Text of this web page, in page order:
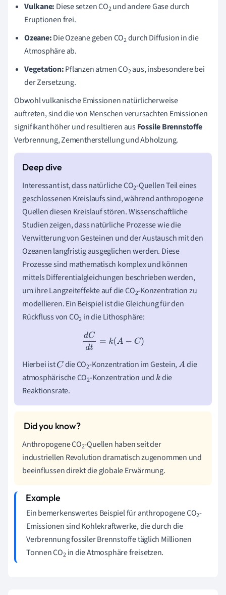
Vulkane: Diese setzen CO2 und andere Gase durch
Eruptionen frei.
Ozeane:Die Ozeane geben CO2durch Diffusion in die
Atmosphäre ab.
Vegetation:Pflanzen atmen CO2 aus, insbesondere bei
der Zersetzung.
Obwohl vulkanische Emissionen natürlicherweise
auftreten, sind die von Menschen verursachten Emissionen
signifikant höher und resultieren ausFossile Brennstoffe
Verbrennung, Zementherstellung und Abholzung.
Interessant ist, dass natürliche CO2-Quellen Teil eines
geschlossenen Kreislaufs sind, während anthropogene
Quellen diesen Kreislauf stören. Wissenschaftliche
Studien zeigen, dass natürliche Prozesse wie die
Verwitterung von Gesteinen und der Austausch mit den
Ozeanen langfristig ausgeglichen werden. Diese
Prozesse sind mathematisch komplex und können
mittels Differentialgleichungen beschrieben werden,
um ihre Langzeiteffekte auf die CO2-Konzentration zu
modellieren. Ein Beispiel ist die Gleichung für den
Rückfluss von CO2 in die Lithosphäre:
d Cdt =k(A −C)
Hierbei istC die CO2-Konzentration im Gestein,A die
atmosphärische CO2-Konzentration undkdie
Reaktionsrate.
Anthropogene CO2-Quellen haben seit der
industriellen Revolution dramatisch zugenommen und
beeinflussen direkt die globale Erwärmung.
Ein bemerkenswertes Beispiel für anthropogene CO2-
Emissionen sind Kohlekraftwerke, die durch die
Verbrennung fossiler Brennstoffe täglich Millionen
Tonnen CO2 in die Atmosphäre freisetzen.